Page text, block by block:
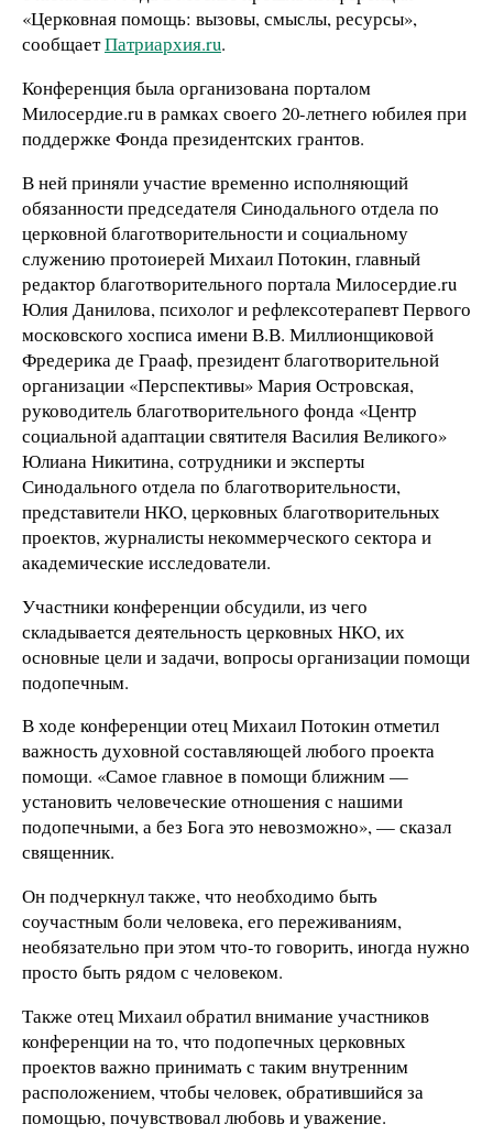
«Церковная помощь: вызовы, смыслы, ресурсы»,
сообщаетПатриархия.ru.
Конференция была организована порталом
Милосердие.ru в рамках своего 20-летнего юбилея при
поддержке Фонда президентских грантов.
В ней приняли участие временно исполняющий
обязанности председателя Синодального отдела по
церковной благотворительности и социальному
служению протоиерей Михаил Потокин, главный
редактор благотворительного портала Милосердие.ru
Юлия Данилова, психолог и рефлексотерапевт Первого
московского хосписа имени В.В. Миллионщиковой
Фредерика де Грааф, президент благотворительной
организации «Перспективы» Мария Островская,
руководитель благотворительного фонда «Центр
социальной адаптации святителя Василия Великого»
Юлиана Никитина, сотрудники и эксперты
Синодального отдела по благотворительности,
представители НКО, церковных благотворительных
проектов, журналисты некоммерческого сектора и
академические исследователи.
Участники конференции обсудили, из чего
складывается деятельность церковных НКО, их
основные цели и задачи, вопросы организации помощи
подопечным.
В ходе конференции отец Михаил Потокин отметил
важность духовной составляющей любого проекта
помощи. «Самое главное в помощи ближним —
установить человеческие отношения с нашими
подопечными, а без Бога это невозможно», — сказал
священник.
Он подчеркнул также, что необходимо быть
соучастным боли человека, его переживаниям,
необязательно при этом что-то говорить, иногда нужно
просто быть рядом с человеком.
Также отец Михаил обратил внимание участников
конференции на то, что подопечных церковных
проектов важно принимать с таким внутренним
расположением, чтобы человек, обратившийся за
помощью, почувствовал любовь и уважение.